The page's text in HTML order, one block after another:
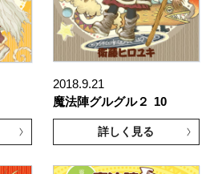
2018.9.21
魔法陣グルグル２
10
詳しく見る